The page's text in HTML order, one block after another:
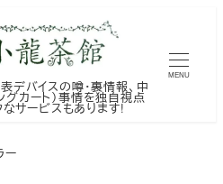
バイスの噂・裏情報、中
グカート）事情を独自視点
サービスもあります!
MENU
ー